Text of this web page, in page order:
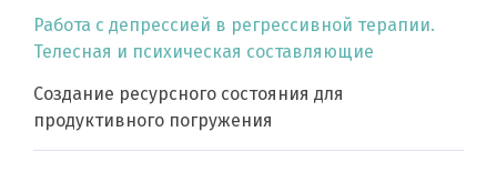
Работа с депрессией в регрессивной терапии.
Телесная и психическая составляющие
Создание ресурсного состояния для
продуктивного погружения